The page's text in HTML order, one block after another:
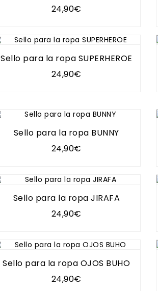
24,90€
Sello para la ropa SUPERHEROE
24,90€
Sello para la ropa BUNNY
24,90€
Sello para la ropa JIRAFA
24,90€
Sello para la ropa OJOS BUHO
24,90€